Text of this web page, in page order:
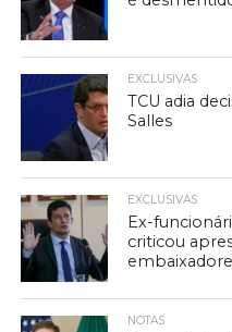
EXCLUSIVAS
TCU adia
Salles
EXCLUSIVAS
Ex-
criticou
NOTAS